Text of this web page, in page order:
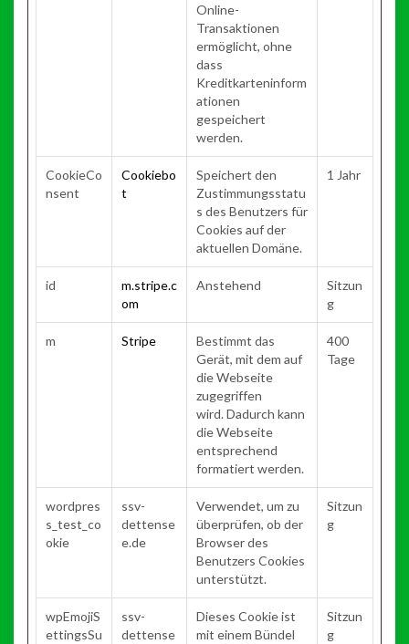
Online-
Transaktionen
ermöglicht, ohne
dass
Kreditkarteninform
ationen
gespeichert
werden.
CookieCo
nsent
Cookiebo
t
Speichert den
Zustimmungsstatu
s des Benutzers für
Cookies auf der
aktuellen Domäne.
1 Jahr
id
m.stripe.c
om
Anstehend
Sitzun
g
m Stripe
Bestimmt das
Gerät, mit dem auf
die Webseite
zugegriffen
wird. Dadurch kann
die Webseite
entsprechend
formatiert werden.
400
Tage
wordpres
s_test_co
okie
ssv-
dettense
e.de
Verwendet, um zu
überprüfen, ob der
Browser des
Benutzers Cookies
unterstützt.
Sitzun
g
wpEmojiS
ettingsSu
ssv-
dettense
Dieses Cookie ist
mit einem Bündel
Sitzun
g